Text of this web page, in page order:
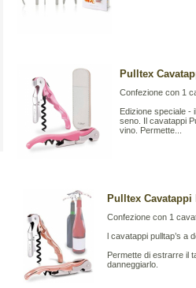
Pulltex
Confezione con 1
Edizione speciale -
seno. Il cavatappi
vino. Permette...
Pulltex
Confezione con 1
l cavatappi pulltap’s a
Permette di estrarre il
danneggiarlo.